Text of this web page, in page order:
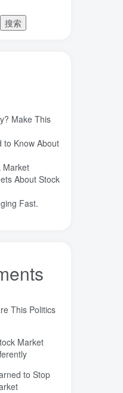
(3) 陶瓷
胡良兵 (53)
载(0)
研究方向
真空阀门 (1)
崛起(1)
(1)
(1)
搜索
Make This
to Know About
Market
About Stock
Fast.
This Politics
Market
to Stop